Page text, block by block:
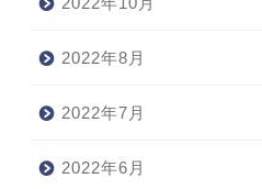
2022年8月
2022年7月
2022年6月